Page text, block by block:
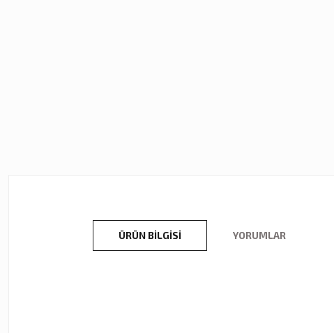
ÜRÜN BILGISI YORUMLAR